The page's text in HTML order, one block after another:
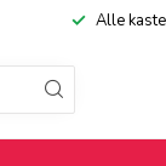
Alle